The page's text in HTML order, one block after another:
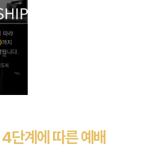
단계에 따른 예배